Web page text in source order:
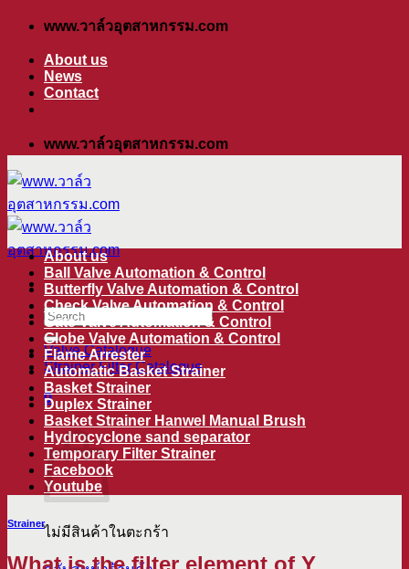
ข้าม
เนื้อหา
www.วาล์วอุตสาหกรรม.com
About us
News
Contact
www.วาล์วอุตสาหกรรม.com
ค้นหา:
Valve Catalogue
Strainer Filter Catalogue
0
ตะกร้าสินค้า
ไม่มีสินค้าในตะกร้า
About us
Ball Valve Automation & Control
Butterfly Valve Automation & Control
Check Valve Automation & Control
Gate Valve Automation & Control
Globe Valve Automation & Control
Flame Arrester
Automatic Basket Strainer
Basket Strainer
Duplex Strainer
Basket Strainer Hanwel Manual Brush
Hydrocyclone sand separator
Temporary Filter Strainer
Facebook
Youtube
Strainer
What is the filter element of Y